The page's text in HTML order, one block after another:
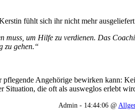
fühlt sich ihr nicht mehr
muss, um Hilfe zu verdienen. Das
zu gehen.“
Angehörige bewirken kann:
Situation, die oft als ausweglos erlebt
Admin - 14:44:06 @